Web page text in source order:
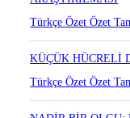
AKCİĞER
ARAŞTIRILMASI
Türkçe ÖzetÖzet
KÜÇÜK HÜCRELİ